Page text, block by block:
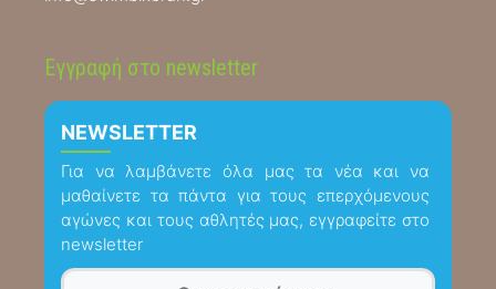
Εγγραφή στο newsletter
NEWSLETTER
Για να λαμβάνετε όλα μας τα νέα και να
μαθαίνετε τα πάντα για τους επερχόμενους
αγώνες και τους αθλητές μας, εγγραφείτε στο
newsletter